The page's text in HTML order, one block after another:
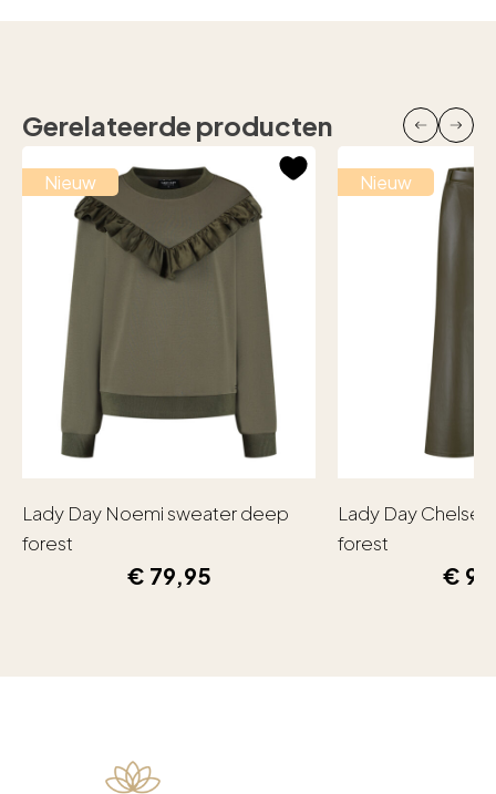
Gerelateerde producten
Nieuw
Lady Day Noemi sweater deep
forest
€ 79,95
Nieuw
Lady Day
forest
€